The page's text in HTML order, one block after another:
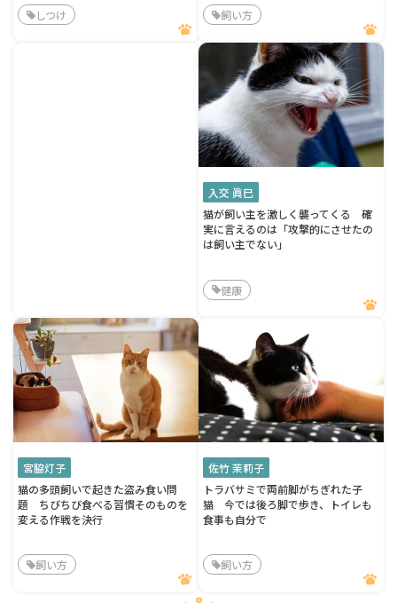
しつけ 飼い方
入交 眞巳
猫が飼い主を激しく襲ってくる 確
実に言えるのは「攻撃的にさせたの
は飼い主でない」
健康
宮脇灯子
猫の多頭飼いで起きた盗み食い問
題 ちびちび食べる習慣そのものを
変える作戦を決行
飼い方
佐竹 茉莉子
トラバサミで両前脚がちぎれた子
猫 今では後ろ脚で歩き、トイレも
食事も自分で
飼い方